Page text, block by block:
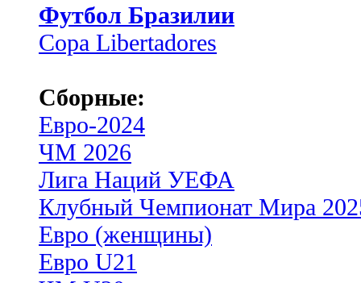
Футбол Бразилии
Copa Libertadores
Сборные:
Евро-2024
ЧМ 2026
Лига Наций УЕФА
Клубный Чемпионат Мира
Евро (женщины)
Евро U21